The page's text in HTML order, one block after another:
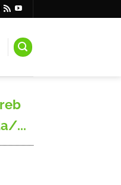
...